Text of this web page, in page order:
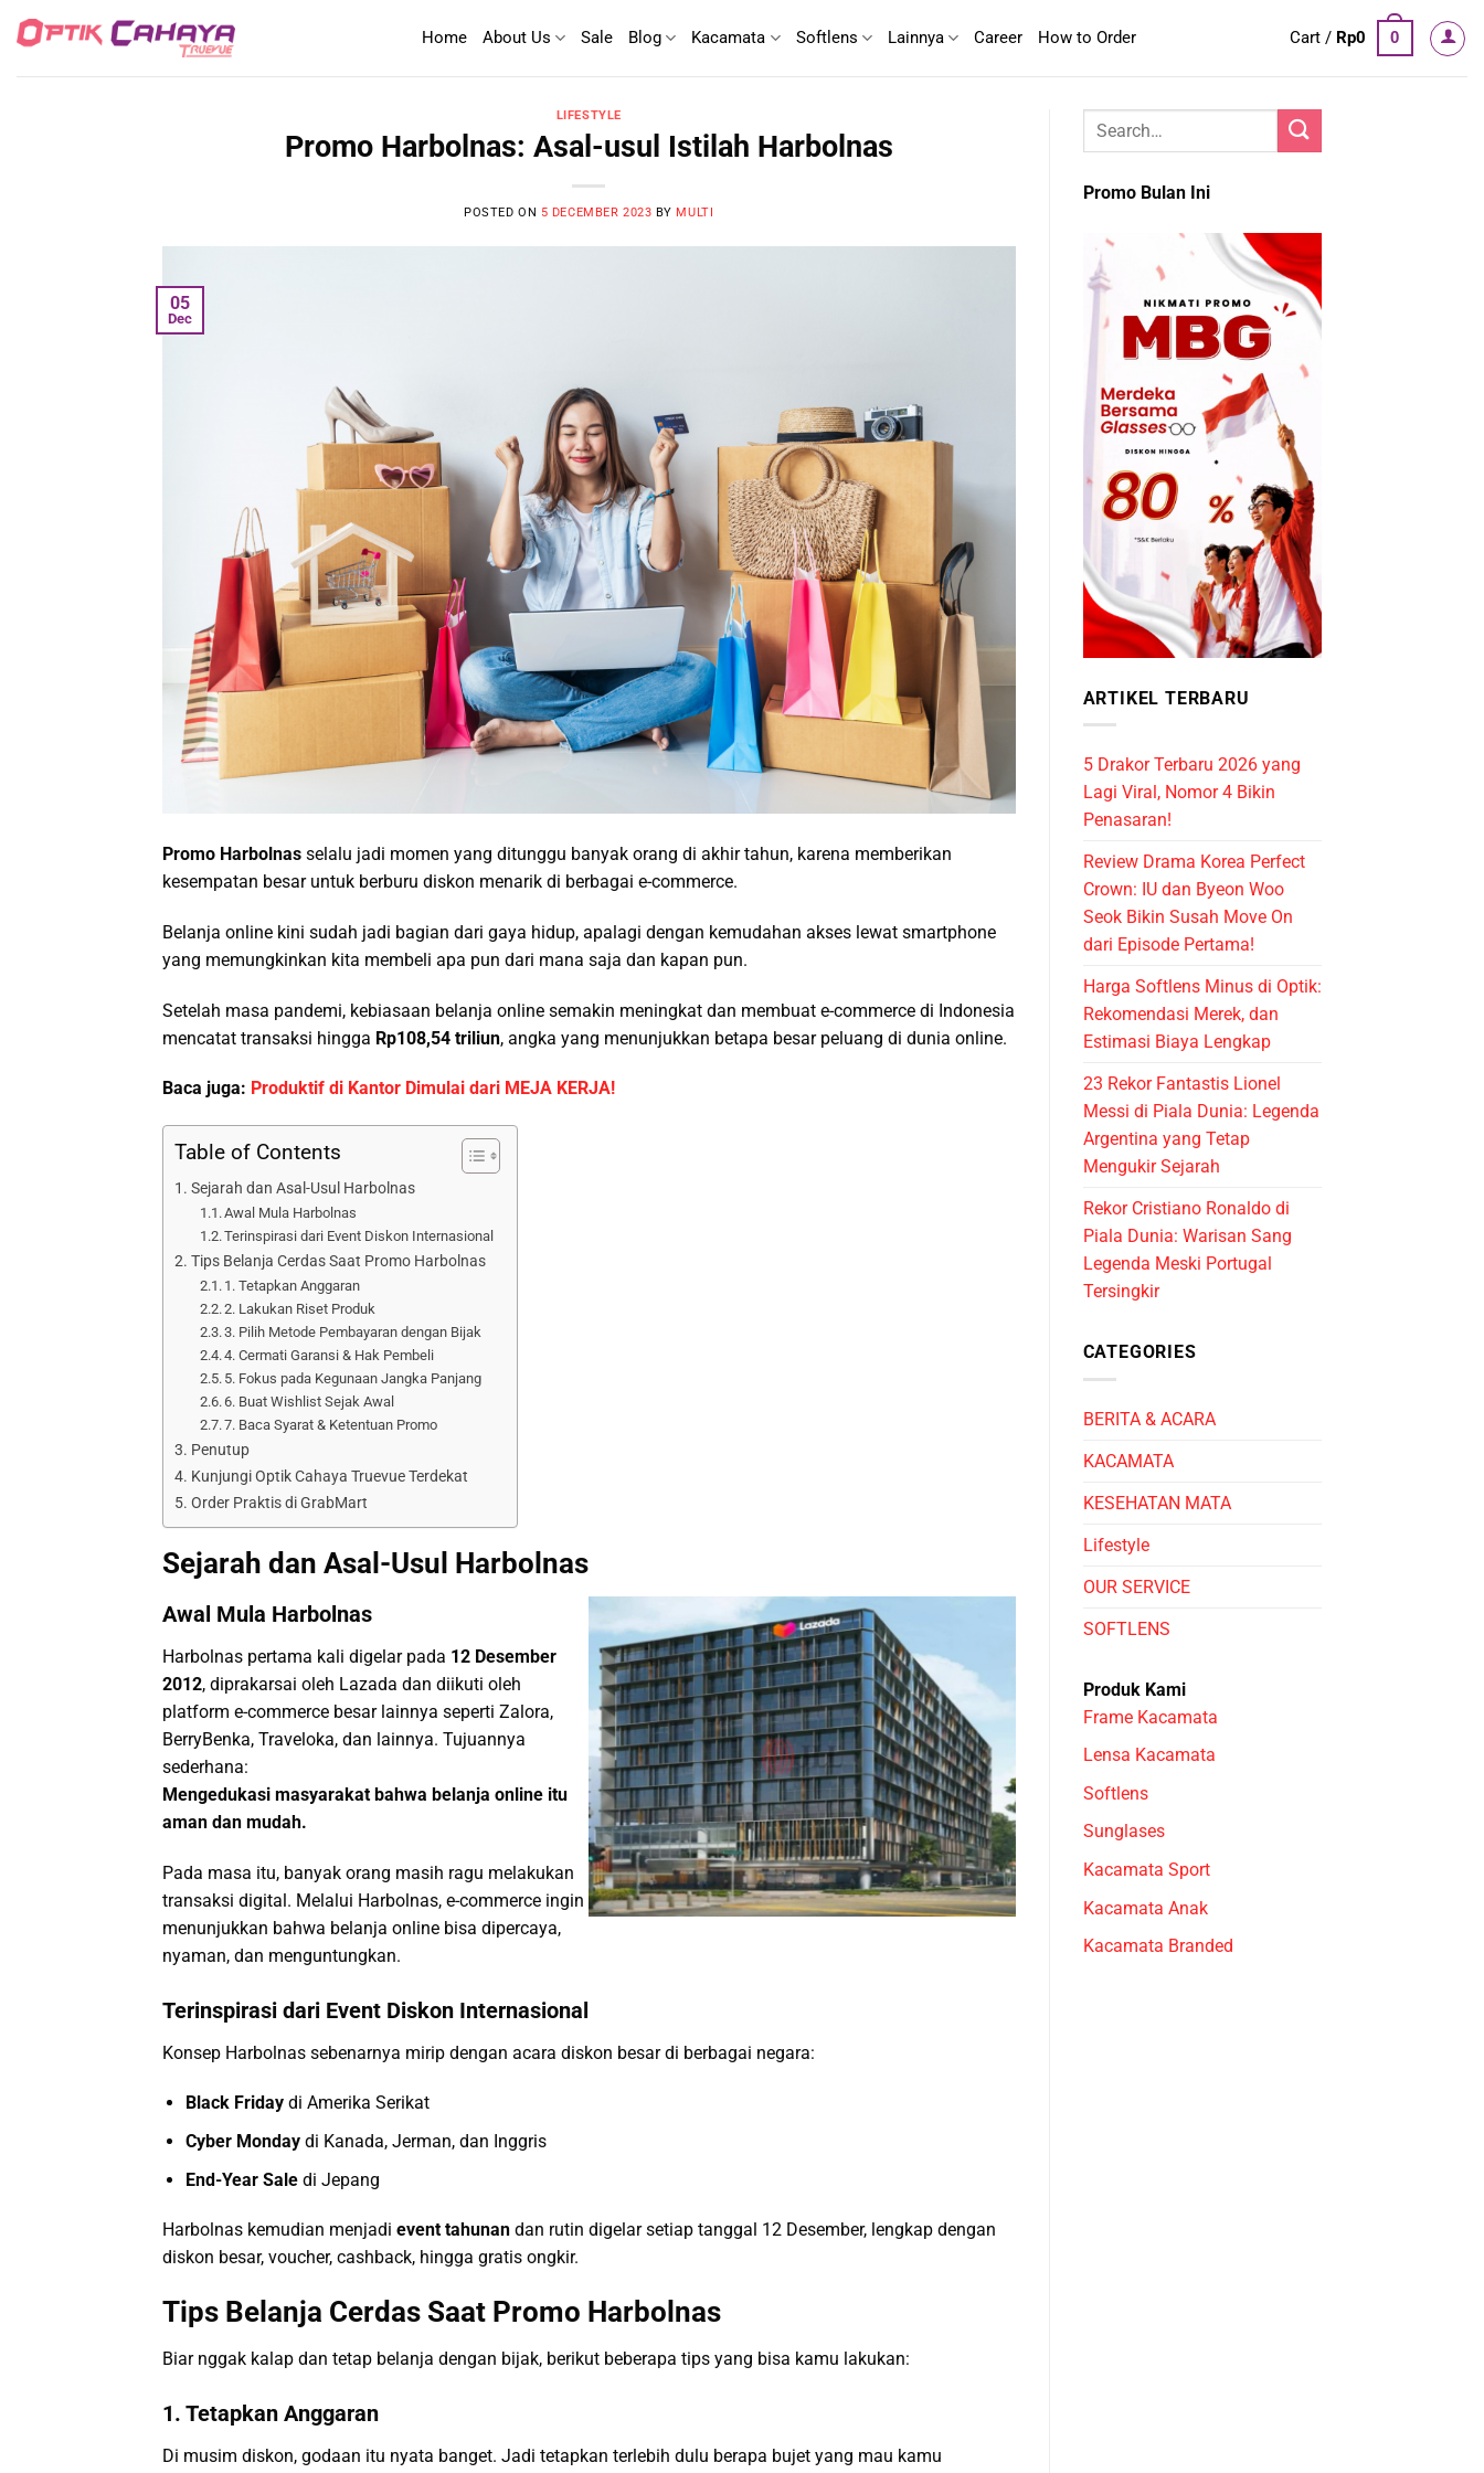
Home About Us Sale Blog Kacamata Softlens Lainnya Career How to Order Cart / Rp0 0
LIFESTYLE
Promo Harbolnas: Asal-usul Istilah Harbolnas
POSTED ON 5 DECEMBER 2023 BY MULTI
05
Dec
Promo Harbolnas selalu jadi momen yang ditunggu banyak orang di akhir tahun, karena memberikan
kesempatan besar untuk berburu diskon menarik di berbagai e-commerce.
Belanja online kini sudah jadi bagian dari gaya hidup, apalagi dengan kemudahan akses lewat smartphone
yang memungkinkan kita membeli apa pun dari mana saja dan kapan pun.
Setelah masa pandemi, kebiasaan belanja online semakin meningkat dan membuat e-commerce di Indonesia
mencatat transaksi hingga Rp108,54 triliun, angka yang menunjukkan betapa besar peluang di dunia online.
Baca juga: Produktif di Kantor Dimulai dari MEJA KERJA!
Table of Contents
Sejarah dan Asal-Usul Harbolnas
Awal Mula Harbolnas
Terinspirasi dari Event Diskon Internasional
Tips Belanja Cerdas Saat Promo Harbolnas
1. Tetapkan Anggaran
2. Lakukan Riset Produk
3. Pilih Metode Pembayaran dengan Bijak
4. Cermati Garansi & Hak Pembeli
5. Fokus pada Kegunaan Jangka Panjang
6. Buat Wishlist Sejak Awal
7. Baca Syarat & Ketentuan Promo
Penutup
Kunjungi Optik Cahaya Truevue Terdekat
Order Praktis di GrabMart
Sejarah dan Asal-Usul Harbolnas
Awal Mula Harbolnas
Harbolnas pertama kali digelar pada 12 Desember
2012, diprakarsai oleh Lazada dan diikuti oleh
platform e-commerce besar lainnya seperti Zalora,
BerryBenka, Traveloka, dan lainnya. Tujuannya
sederhana:
Mengedukasi masyarakat bahwa belanja online itu
aman dan mudah.
Pada masa itu, banyak orang masih ragu melakukan
transaksi digital. Melalui Harbolnas, e-commerce ingin
menunjukkan bahwa belanja online bisa dipercaya,
nyaman, dan menguntungkan.
Terinspirasi dari Event Diskon Internasional
Konsep Harbolnas sebenarnya mirip dengan acara diskon besar di berbagai negara:
Black Fridaydi Amerika Serikat
Cyber Mondaydi Kanada, Jerman, dan Inggris
End-Year Saledi Jepang
Harbolnas kemudian menjadi event tahunan dan rutin digelar setiap tanggal 12 Desember, lengkap dengan
diskon besar, voucher, cashback, hingga gratis ongkir.
Tips Belanja Cerdas Saat Promo Harbolnas
Biar nggak kalap dan tetap belanja dengan bijak, berikut beberapa tips yang bisa kamu lakukan:
1. Tetapkan Anggaran
Di musim diskon, godaan itu nyata banget. Jadi tetapkan terlebih dulu berapa bujet yang mau kamu
Promo Bulan Ini
ARTIKEL TERBARU
5 Drakor Terbaru 2026 yang
Lagi Viral, Nomor 4 Bikin
Penasaran!
Review Drama Korea Perfect
Crown: IU dan Byeon Woo
Seok Bikin Susah Move On
dari Episode Pertama!
Harga Softlens Minus di Optik:
Rekomendasi Merek, dan
Estimasi Biaya Lengkap
23 Rekor Fantastis Lionel
Messi di Piala Dunia: Legenda
Argentina yang Tetap
Mengukir Sejarah
Rekor Cristiano Ronaldo di
Piala Dunia: Warisan Sang
Legenda Meski Portugal
Tersingkir
CATEGORIES
BERITA & ACARA
KACAMATA
KESEHATAN MATA
Lifestyle
OUR SERVICE
SOFTLENS
Produk Kami
Frame Kacamata
Lensa Kacamata
Softlens
Sunglases
Kacamata Sport
Kacamata Anak
Kacamata Branded